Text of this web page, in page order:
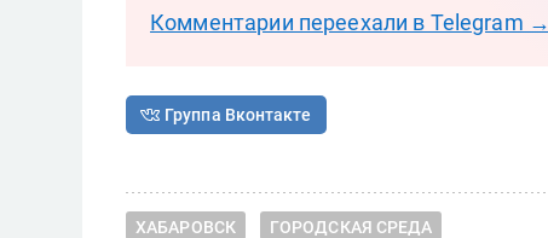
Комментарии переехали в Telegram →
Группа Вконтакте
ХАБАРОВСК ГОРОДСКАЯ СРЕДА